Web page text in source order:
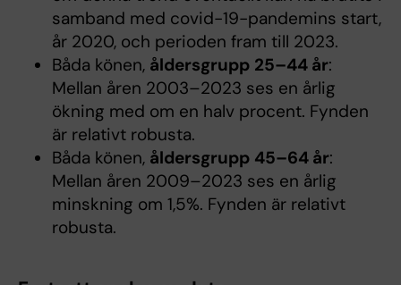
samband med covid-19-pandemins start,
år 2020, och perioden fram till 2023.
Båda könen, åldersgrupp 25–44 år:
Mellan åren 2003–2023 ses en årlig
ökning med om en halv procent. Fynden
är relativt robusta.
Båda könen, åldersgrupp 45–64 år:
Mellan åren 2009–2023 ses en årlig
minskning om 1,5%. Fynden är relativt
robusta.